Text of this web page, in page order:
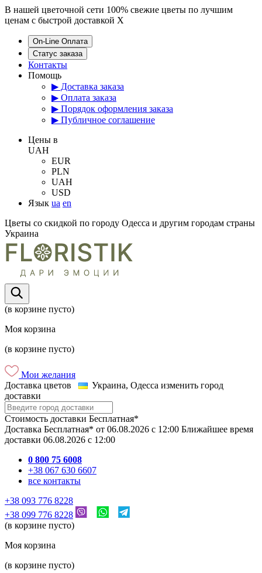
В нашей цветочной сети 100% свежие цветы по лучшим
ценам с быстрой доставкой X
On-Line Оплата
Статус заказа
Контакты
Помощь
▶ Доставка заказа
▶ Оплата заказа
▶ Порядок оформления заказа
▶ Публичное соглашение
Цены в
UAH
EUR
PLN
UAH
USD
Язык ua en
Цветы со скидкой по городу Одесса и другим городам страны
Украина
(в корзине пусто)
Моя корзина
(в корзине пусто)
Мои желания
Доставка цветов
Украина, Одесса изменить город
доставки
Стоимость доставки Бесплатная*
Доставка Бесплатная* от 06.08.2026 c 12:00 Ближайшее время
доставки 06.08.2026 c 12:00
0 800 75 6008
+38 067 630 6607
все контакты
+38 093 776 8228
+38 099 776 8228
(в корзине пусто)
Моя корзина
(в корзине пусто)